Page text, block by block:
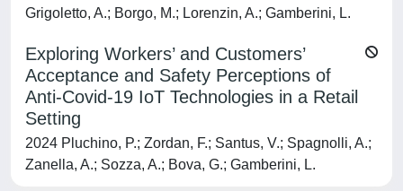
Grigoletto, A.; Borgo, M.; Lorenzin, A.; Gamberini, L.
Exploring Workers’ and Customers’
Acceptance and Safety Perceptions of
Anti-Covid-19 IoT Technologies in a Retail
Setting
2024 Pluchino, P.; Zordan, F.; Santus, V.; Spagnolli, A.;
Zanella, A.; Sozza, A.; Bova, G.; Gamberini, L.